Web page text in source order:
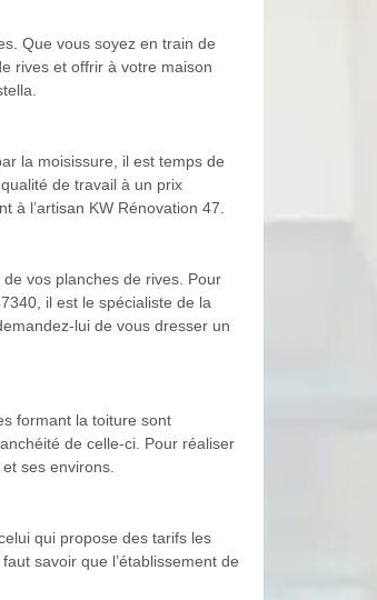
Que vous soyez en train de
rives et offrir à votre maison
la moisissure, il est temps de
de travail à un prix
à l’artisan KW Rénovation 47.
vos planches de rives. Pour
il est le spécialiste de la
lui de vous dresser un
formant la toiture sont
de celle-ci. Pour réaliser
ses environs.
qui propose des tarifs les
savoir que l’établissement de